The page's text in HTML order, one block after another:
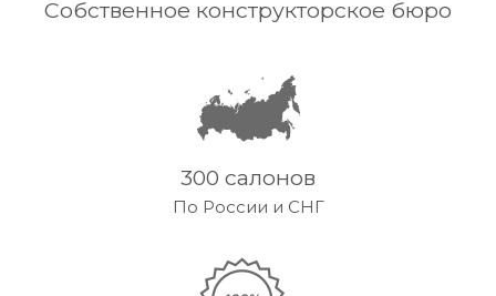
Собственное конструкторское бюро
300 салонов
По России и СНГ